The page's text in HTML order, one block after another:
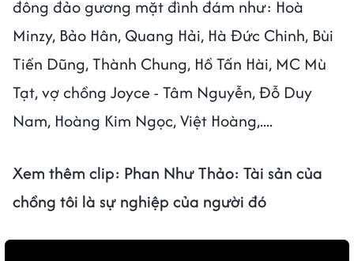
đông đảo gương mặt đình đám như: Hoà
Minzy, Bảo Hân, Quang Hải, Hà Đức Chinh, Bùi
Tiến Dũng, Thành Chung, Hồ Tấn Hài, MC Mù
Tạt, vợ chồng Joyce - Tâm Nguyễn, Đỗ Duy
Nam, Hoàng Kim Ngọc, Việt Hoàng,....
Xem thêm clip: Phan Như Thảo: Tài sản của
chồng tôi là sự nghiệp của người đó